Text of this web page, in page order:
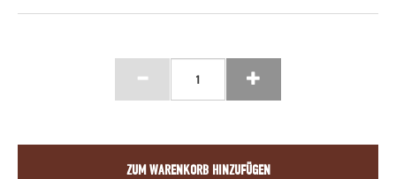
ZUM WARENKORB HINZUFÜGEN